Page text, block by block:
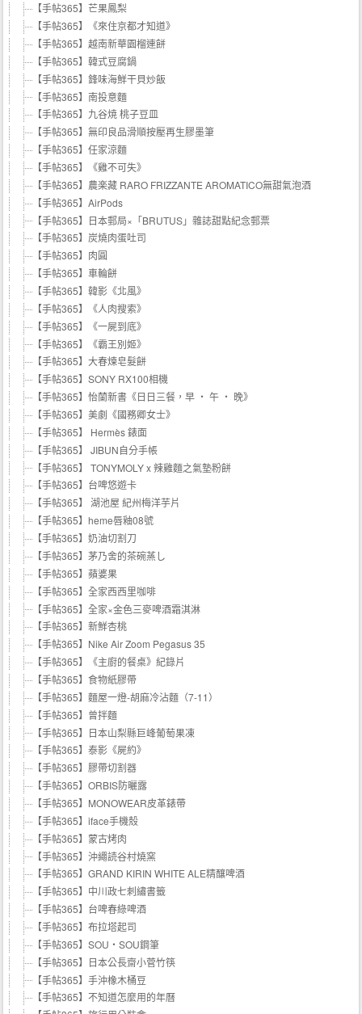
【手帖365】芒果鳳梨
【手帖365】《來住京都才知道》
【手帖365】越南新華園榴連餅
【手帖365】韓式豆腐鍋
【手帖365】鋒味海鮮干貝炒飯
【手帖365】南投意麵
【手帖365】九谷焼 桃子豆皿
【手帖365】無印良品滑順按壓再生膠墨筆
【手帖365】任家涼麵
【手帖365】《雞不可失》
【手帖365】農楽藏 RARO FRIZZANTE AROMATICO無甜氣泡酒
【手帖365】AirPods
【手帖365】日本郵局×「BRUTUS」雜誌甜點紀念郵票
【手帖365】炭燒肉蛋吐司
【手帖365】肉圓
【手帖365】車輪餅
【手帖365】韓影《北風》
【手帖365】《人肉搜索》
【手帖365】《一屍到底》
【手帖365】《霸王別姬》
【手帖365】大春煉皂髮餅
【手帖365】SONY RX100相機
【手帖365】怡蘭新書《日日三餐，早 ‧ 午 ‧ 晚》
【手帖365】美劇《國務卿女士》
【手帖365】 Hermès 錶面
【手帖365】 JIBUN自分手帳
【手帖365】 TONYMOLY x 辣雞麵之氣墊粉餅
【手帖365】台啤悠遊卡
【手帖365】 湖池屋 紀州梅洋芋片
【手帖365】heme唇釉08號
【手帖365】奶油切割刀
【手帖365】茅乃舍的茶碗蒸し
【手帖365】蘋婆果
【手帖365】全家西西里咖啡
【手帖365】全家×金色三麥啤酒霜淇淋
【手帖365】新鮮杏桃
【手帖365】Nike Air Zoom Pegasus 35
【手帖365】《主廚的餐桌》紀錄片
【手帖365】食物紙膠帶
【手帖365】麵屋一燈-胡麻冷沾麵（7-11）
【手帖365】曾拌麵
【手帖365】日本山梨縣巨峰葡萄果凍
【手帖365】泰影《屍約》
【手帖365】膠帶切割器
【手帖365】ORBIS防曬露
【手帖365】MONOWEAR皮革錶帶
【手帖365】iface手機殼
【手帖365】蒙古烤肉
【手帖365】沖繩読谷村燒窯
【手帖365】GRAND KIRIN WHITE ALE精釀啤酒
【手帖365】中川政七刺繡書籤
【手帖365】台啤春綠啤酒
【手帖365】布拉塔起司
【手帖365】SOU・SOU鋼筆
【手帖365】日本公長齋小菅竹筷
【手帖365】手沖橡木桶豆
【手帖365】不知道怎麼用的年曆